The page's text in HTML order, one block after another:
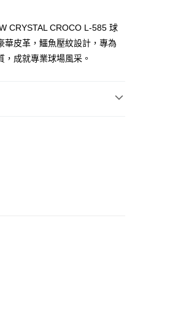
CRYSTAL CROCO L-585 球
華皮革，鱷魚壓紋設計，專為
成就專業球場風采。